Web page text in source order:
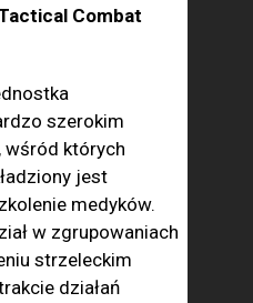
Combat
szerokim
wśród których
jest
medyków.
w zgrupowaniach
strzeleckim
działań